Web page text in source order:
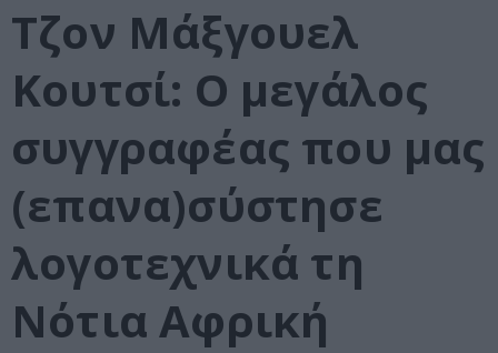
Τζον Μάξγουελ
Κουτσί: O μεγάλος
συγγραφέας που μας
(επανα)σύστησε
λογοτεχνικά τη
Νότια Αφρική